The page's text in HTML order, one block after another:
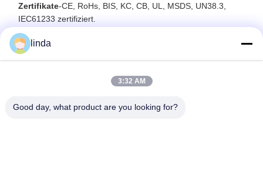
Zertifikate-CE, RoHs, BIS, KC, CB, UL, MSDS, UN38.3,
IEC61233 zertifiziert.
linda
3:32 AM
Good day, what product are you looking for?